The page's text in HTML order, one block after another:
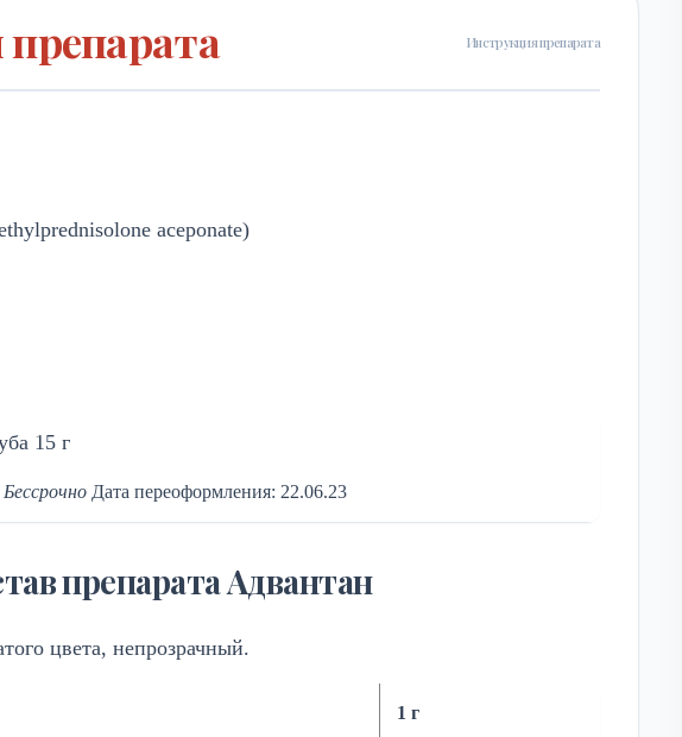
Инструкция препарата
aceponate)
15 г
Дата переоформления: 22.06.23
препарата Адвантан
цвета, непрозрачный.
1 г